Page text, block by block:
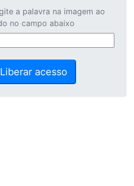
a palavra na imagem ao
no campo abaixo